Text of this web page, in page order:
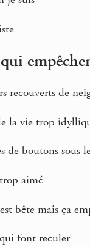
recouverts de
la vie trop
de boutons sous
aimé
bête mais ça
font reculer